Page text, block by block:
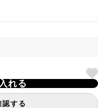
れる
認する